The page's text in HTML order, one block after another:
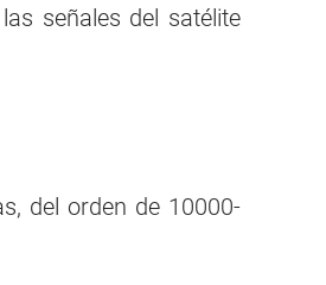
señales del satélite
del orden de 10000-